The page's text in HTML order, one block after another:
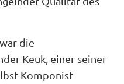
die
Keuk, einer seiner
Komponist